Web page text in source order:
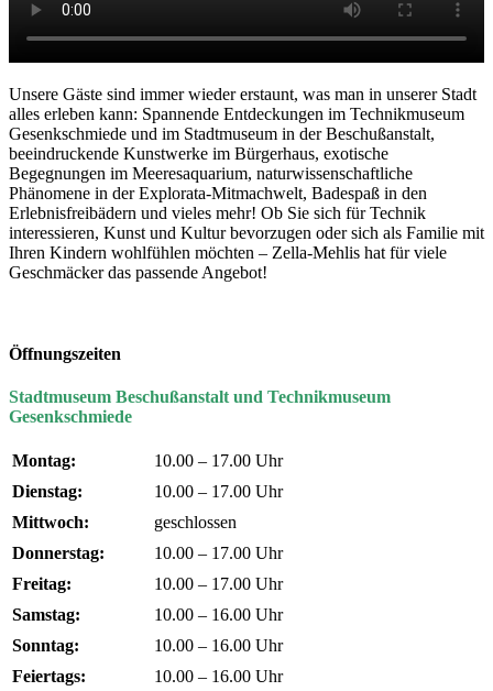
Unsere Gäste sind immer wieder erstaunt, was man in unserer Stadt
alles erleben kann: Spannende Entdeckungen im Technikmuseum
Gesenkschmiede und im Stadtmuseum in der Beschußanstalt,
beeindruckende Kunstwerke im Bürgerhaus, exotische
Begegnungen im Meeresaquarium, naturwissenschaftliche
Phänomene in der Explorata-Mitmachwelt, Badespaß in den
Erlebnisfreibädern und vieles mehr! Ob Sie sich für Technik
interessieren, Kunst und Kultur bevorzugen oder sich als Familie mit
Ihren Kindern wohlfühlen möchten – Zella-Mehlis hat für viele
Geschmäcker das passende Angebot!
Öffnungszeiten
Stadtmuseum Beschußanstalt und Technikmuseum
Gesenkschmiede
Montag:
10.00 – 17.00 Uhr
Dienstag:
10.00 – 17.00 Uhr
Mittwoch:
geschlossen
Donnerstag:
10.00 – 17.00 Uhr
Freitag:
10.00 – 17.00 Uhr
Samstag:
10.00 – 16.00 Uhr
Sonntag:
10.00 – 16.00 Uhr
Feiertags:
10.00 – 16.00 Uhr